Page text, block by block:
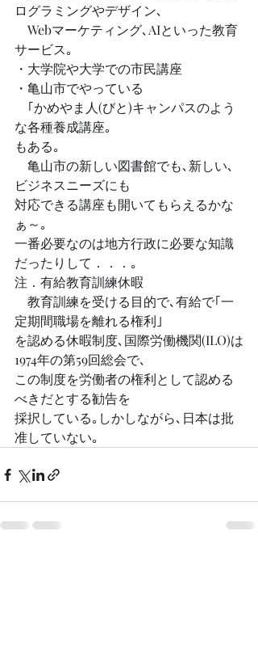
ログラミングやデザイン､
Webマーケティング､AIといった教育
サービス｡
・大学院や大学での市民講座
・亀山市でやっている
｢かめやま人(びと)キャンパスのよう
な各種養成講座｡
もある｡
亀山市の新しい図書館でも､新しい､
ビジネスニーズにも
対応できる講座も開いてもらえるかな
ぁ～｡
一番必要なのは地方行政に必要な知識
だったりして．．．｡
注．有給教育訓練休暇
教育訓練を受ける目的で､有給で｢一
定期間職場を離れる権利｣
を認める休暇制度､国際労働機関(ILO)は
1974年の第59回総会で､
この制度を労働者の権利として認める
べきだとする勧告を
採択している｡しかしながら､日本は批
准していない｡